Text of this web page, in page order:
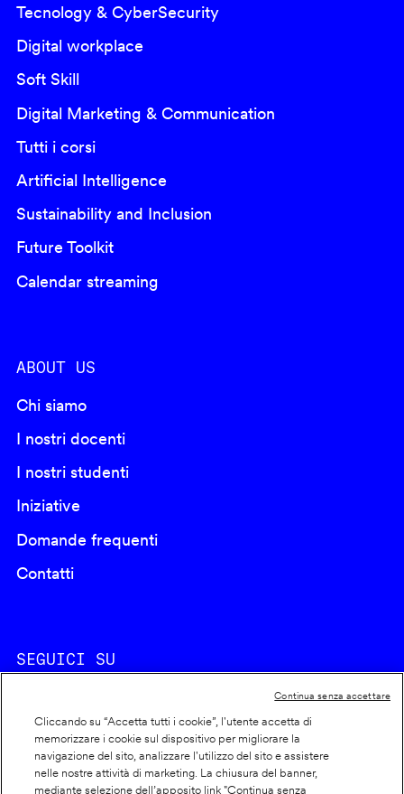
Tecnology & CyberSecurity
Digital workplace
Soft Skill
Digital Marketing & Communication
Tutti i corsi
Artificial Intelligence
Sustainability and Inclusion
Future Toolkit
Calendar streaming
ABOUT US
Chi siamo
I nostri docenti
I nostri studenti
Iniziative
Domande frequenti
Contatti
SEGUICI SU
Cookie policy
Cliccando su “Accetta tutti i cookie”, l'utente accetta di
memorizzare i cookie sul dispositivo per migliorare la
navigazione del sito, analizzare l'utilizzo del sito e assistere
nelle nostre attività di marketing. La chiusura del banner,
mediante selezione dell’apposito link "Continua senza
Continua senza accettare